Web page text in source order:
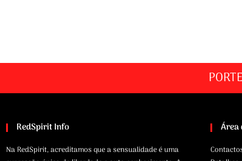
RedSpirit Info
Na RedSpirit, acreditamos que a sensualidade é uma
Área